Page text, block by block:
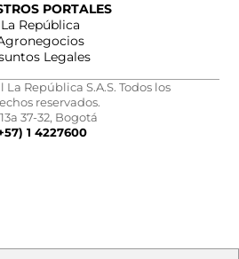
PORTALES
La República
Legales
República S.A.S. Todos los
reservados.
37-32, Bogotá
1 4227600